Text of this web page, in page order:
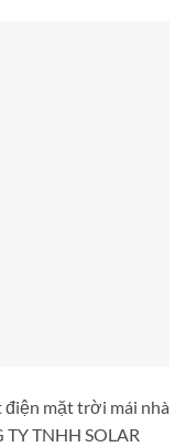
điện mặt trời mái nhà
TNHH SOLAR